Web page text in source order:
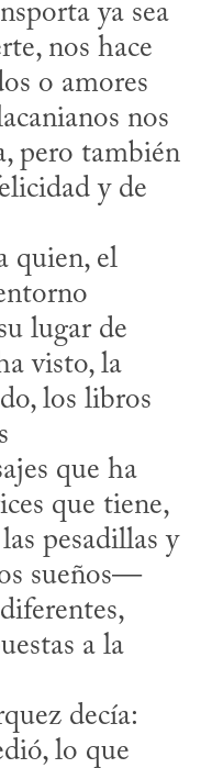
ya sea
nos hace
o amores
nos
pero también
y de
lugar de
visto, la
los libros
que ha
que tiene,
pesadillas y
sueños—
a la
lo que